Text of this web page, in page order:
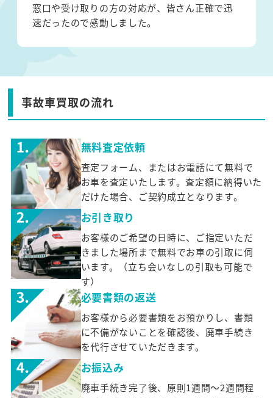
窓口や受け取りの方の対応が、皆さん正確で迅
速だったので感動しました。
事故車買取の流れ
無料査定依頼
査定フォーム、またはお電話にて無料で
お車を査定いたします。査定額に納得いた
だけた場合、ご契約成立となります。
お引き取り
お客様のご希望の日時に、ご指定いただ
きました場所まで無料でお車の引取に伺
います。（立ち会いなしの引取も可能で
す）
必要書類の返送
お客様から必要書類をお預かりし、書類
に不備がないことを確認後、廃車手続き
を代行させていただきます。
お振込み
廃車手続き完了後、原則1週間～2週間程